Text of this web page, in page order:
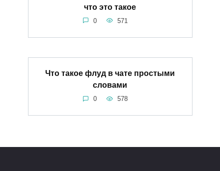
что это такое
0 571
Что такое флуд в чате простыми
словами
0 578